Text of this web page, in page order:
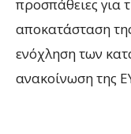
προσπάθειες για
αποκατάσταση
ενόχληση των
ανακοίνωση της